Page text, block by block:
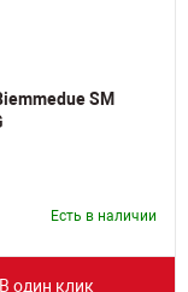
SM
Есть в наличии
В один клик